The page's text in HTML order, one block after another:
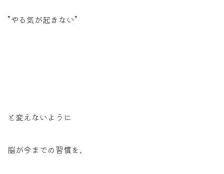
”やる気が起きない”
と変えないように
脳が今までの習慣を、